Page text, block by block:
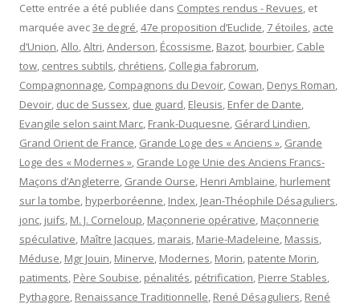
Cette entrée a été publiée dans Comptes rendus - Revues, et
marquée avec3e degré,47e pro­position d’Euclide, 7 étoiles, acte
d’Union,Allo,Altri,Anderson, Écossisme, Bazot, bourbier, Cable
tow, centres subtils, chrétiens, Collegia fabrorum,
Compagnonnage, Compagnons du Devoir, Cowan, Denys Roman,
Devoir, duc de Sussex, due guard, Eleusis, Enfer de Dante,
Evangile selon saint Marc, Frank-Duquesne, Gérard Lindien,
Grand Orient de France, Grande Loge des « Anciens », Grande
Loge des « Modernes », Grande Loge Unie des Anciens Francs-
Maçons d’Angleterre, Grande Ourse, Henri Amblaine, hur­lement
sur la tombe, hyperboréenne, Index, Jean-Théophile Dé­saguliers,
jonc, juifs, M. J. Corneloup, Maçonnerie opérative, Maçonnerie
spéculative, Maître Jacques, marais, Marie-Madeleine, Massis,
Méduse, Mgr Jouin, Minerve, Modernes, Morin, patente Morin,
patiments, Père Soubise, pénalités, pétrification, Pierre Stables,
Pythagore, Renaissance Traditionnelle, René Désaguliers, René